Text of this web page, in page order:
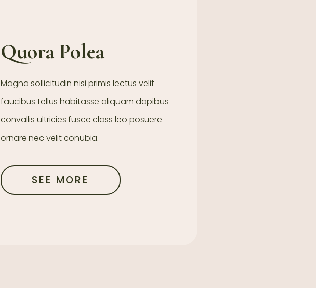
Quora Polea
Magna sollicitudin nisi primis lectus velit
faucibus tellus habitasse aliquam dapibus
convallis ultricies fusce class leo posuere
ornare nec velit conubia.
SEE MORE